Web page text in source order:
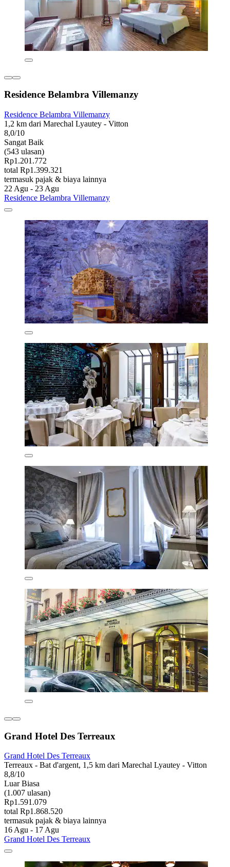
Residence Belambra Villemanzy
Residence Belambra Villemanzy
1,2 km dari Marechal Lyautey - Vitton
8,0/10
Sangat Baik
(543 ulasan)
Rp1.201.772
total Rp1.399.321
termasuk pajak & biaya lainnya
22 Agu - 23 Agu
Residence Belambra Villemanzy
Grand Hotel Des Terreaux
Grand Hotel Des Terreaux
Terreaux - Bat d'argent, 1,5 km dari Marechal Lyautey - Vitton
8,8/10
Luar Biasa
(1.007 ulasan)
Rp1.591.079
total Rp1.868.520
termasuk pajak & biaya lainnya
16 Agu - 17 Agu
Grand Hotel Des Terreaux